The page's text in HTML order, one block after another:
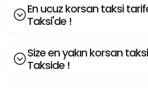
En ucuz korsan taksi
Taksi'de !
Size en yakın korsan
Takside !